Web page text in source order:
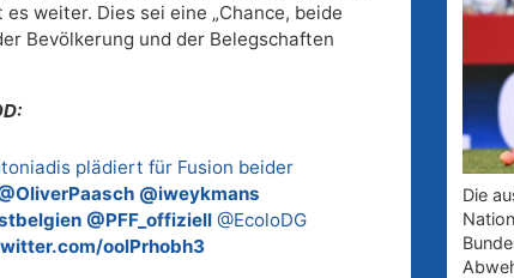
weiter. Dies sei eine „Chance, beide
Bevölkerung und der Belegschaften
plädiert für Fusion beider
@iweykmans
@PFF_offiziell @EcoloDG
oolPrhobh3
Die